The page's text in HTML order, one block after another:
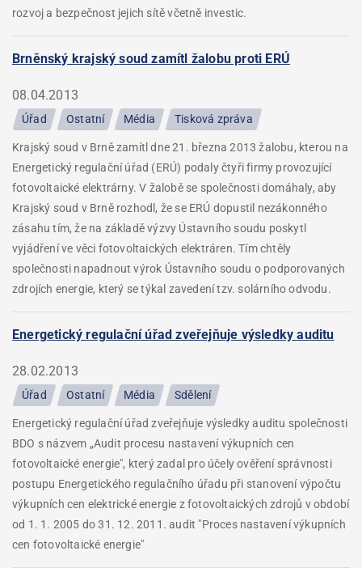
rozvoj a bezpečnost jejich sítě včetně investic.
Brněnský krajský soud zamítl žalobu proti ERÚ
08.04.2013
Úřad Ostatní Média Tisková zpráva
Krajský soud v Brně zamítl dne 21. března 2013 žalobu, kterou na
Energetický regulační úřad (ERÚ) podaly čtyři firmy provozující
fotovoltaické elektrárny. V žalobě se společnosti domáhaly, aby
Krajský soud v Brně rozhodl, že se ERÚ dopustil nezákonného
zásahu tím, že na základě výzvy Ústavního soudu poskytl
vyjádření ve věci fotovoltaických elektráren. Tím chtěly
společnosti napadnout výrok Ústavního soudu o podporovaných
zdrojích energie, který se týkal zavedení tzv. solárního odvodu.
Energetický regulační úřad zveřejňuje výsledky auditu
28.02.2013
Úřad Ostatní Média Sdělení
Energetický regulační úřad zveřejňuje výsledky auditu společnosti
BDO s názvem „Audit procesu nastavení výkupních cen
fotovoltaické energie", který zadal pro účely ověření správnosti
postupu Energetického regulačního úřadu při stanovení výpočtu
výkupních cen elektrické energie z fotovoltaických zdrojů v období
od 1. 1. 2005 do 31. 12. 2011. audit "Proces nastavení výkupních
cen fotovoltaické energie"